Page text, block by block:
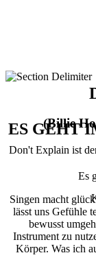
(Billie
Don't Explain ist
ES GEHT
Es
Singen macht
lässt uns Gefühle
bewusst
Instrument zu
Körper. Was ich